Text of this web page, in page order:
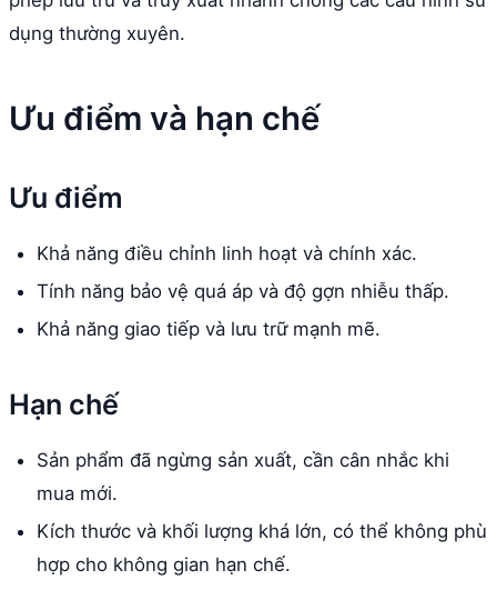
dụng thường xuyên.
Ưu điểm và hạn chế
Ưu điểm
Khả năng điều chỉnh linh hoạt và chính xác.
Tính năng bảo vệ quá áp và độ gợn nhiễu thấp.
Khả năng giao tiếp và lưu trữ mạnh mẽ.
Hạn chế
Sản phẩm đã ngừng sản xuất, cần cân nhắc khi
mua mới.
Kích thước và khối lượng khá lớn, có thể không phù
hợp cho không gian hạn chế.